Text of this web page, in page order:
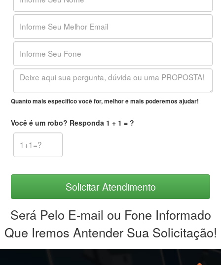
Quanto mais especifico você for, melhor e mais poderemos ajudar!
Você é um robo? Responda 1 + 1 = ?
Solicitar Atendimento
Será Pelo E-mail ou Fone Informado
Que Iremos Antender Sua Solicitação!